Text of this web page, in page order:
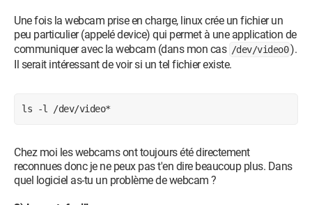
Une fois la webcam prise en charge, linux crée un fichier un
peu particulier (appelé device) qui permet à une application de
communiquer avec la webcam (dans mon cas /dev/video0).
Il serait intéressant de voir si un tel fichier existe.
ls -l /dev/video*
Chez moi les webcams ont toujours été directement
reconnues donc je ne peux pas t'en dire beaucoup plus. Dans
quel logiciel as-tu un problème de webcam ?